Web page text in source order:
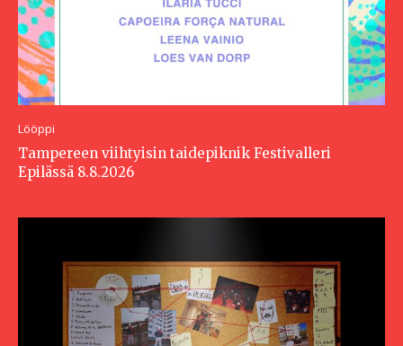
Lööppi
Tampereen viihtyisin taidepiknik Festivalleri
Epilässä 8.8.2026